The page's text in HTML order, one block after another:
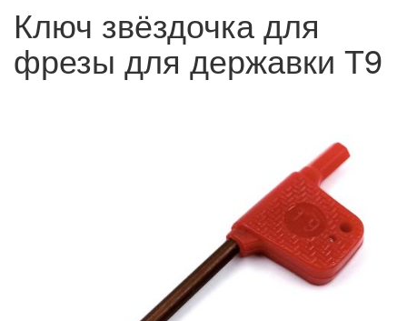
Ключ звёздочка для
фрезы для державки Т9